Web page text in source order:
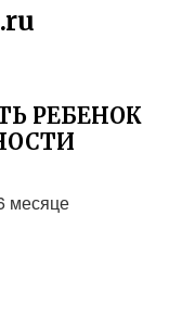
РЕБЕНОК
месяце